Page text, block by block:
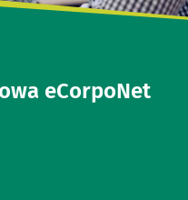
eCorpoNet